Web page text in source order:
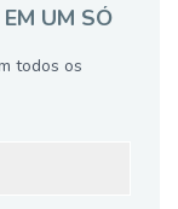
UM SÓ
todos os